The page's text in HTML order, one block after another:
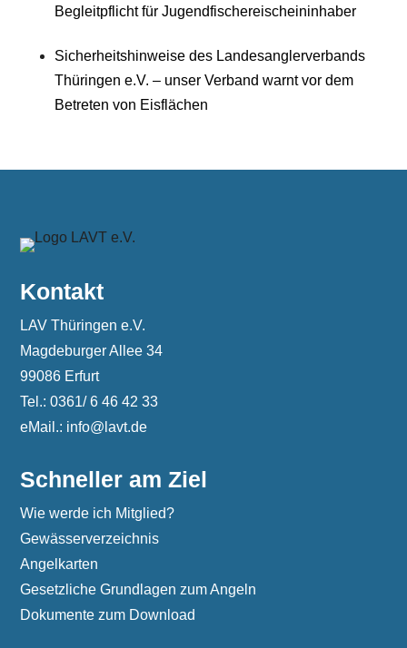
Begleitpflicht für Jugendfischereischeininhaber
Sicherheitshinweise des Landesanglerverbands
Thüringen e.V. – unser Verband warnt vor dem
Betreten von Eisflächen
Kontakt
LAV Thüringen e.V.
Magdeburger Allee 34
99086 Erfurt
Tel.: 0361/ 6 46 42 33
eMail.: info@lavt.de
Schneller am Ziel
Wie werde ich Mitglied?
Gewässerverzeichnis
Angelkarten
Gesetzliche Grundlagen zum Angeln
Dokumente zum Download